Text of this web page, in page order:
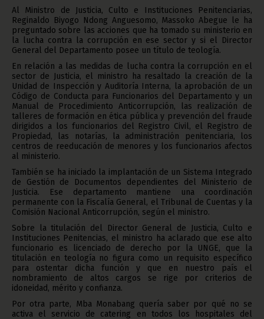
Al Ministro de Justicia, Culto e Instituciones Penitenciarias,
Reginaldo Biyogo Ndong Anguesomo, Massoko Abegue le ha
preguntado sobre las acciones que ha tomado su ministerio en
la lucha contra la corrupción en ese sector y si el Director
General del Departamento posee un título de teología.
En relación a las medidas de lucha contra la corrupción en el
sector de Justicia, el ministro ha resaltado la creación de la
Unidad de Inspección y Auditoría Interna, la aprobación de un
Código de Conducta para Funcionarios del Departamento y un
Manual de Procedimiento Anticorrupción, las realización de
talleres de formación en ética pública y prevención del fraude
dirigidos a los funcionarios del Registro Civil, el Registro de
Propiedad, las notarías, la administración penitenciaria, los
centros de reeducación de menores y los funcionarios afectos
al ministerio.
También se ha iniciado la implantación de un Sistema Integrado
de Gestión de Documentos dependientes del Ministerio de
Justicia. Ese departamento mantiene una coordinación
permanente con la Fiscalía General, el Tribunal de Cuentas y la
Comisión Nacional Anticorrupción, según el ministro.
Sobre la titulación del Director General de Justicia, Culto e
Instituciones Penitencias, el ministro ha aclarado que ese alto
funcionario es licenciado de derecho por la UNGE, que la
titulación en teología no figura como un requisito específico
para ostentar dicha función y que en nuestro país el
nombramiento de altos cargos se rige por criterios de
idoneidad, mérito y confianza.
Por otra parte, Mba Monabang quería saber por qué no se
activa el servicio de catering en todos los hospitales del